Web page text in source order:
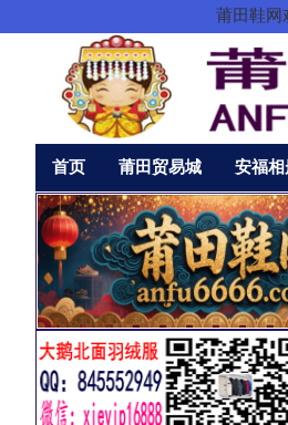
莆田鞋网
首页 莆田贸易城 安福相